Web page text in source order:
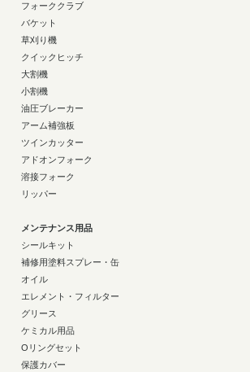
フォーククラブ
バケット
草刈り機
クイックヒッチ
大割機
小割機
油圧ブレーカー
アーム補強板
ツインカッター
アドオンフォーク
溶接フォーク
リッパー
メンテナンス用品
シールキット
補修用塗料スプレー・缶
オイル
エレメント・フィルター
グリース
ケミカル用品
Oリングセット
保護カバー